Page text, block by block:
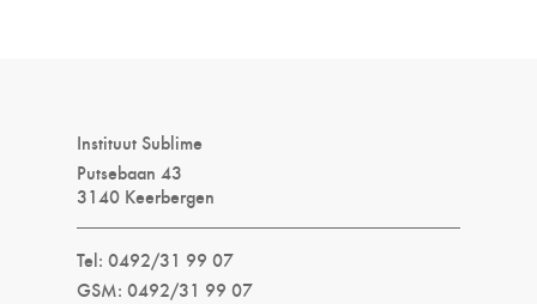
Instituut Sublime
Putsebaan 43
3140 Keerbergen
Tel: 0492/31 99 07
GSM: 0492/31 99 07